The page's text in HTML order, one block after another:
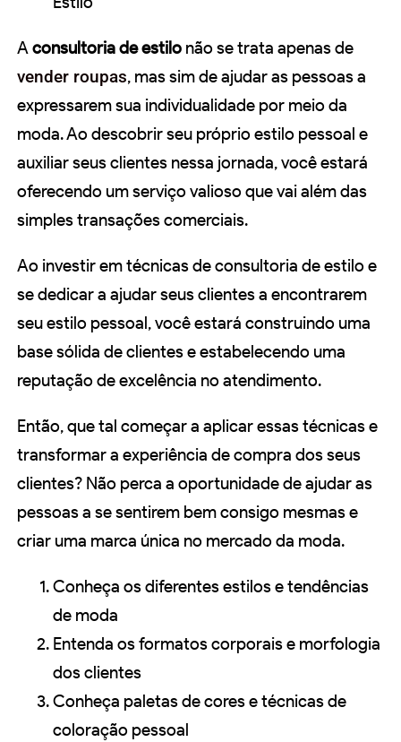
Aconsultoria de estilo não se trata apenas de
vender roupas, mas sim de ajudar as pessoas a
expressarem sua individualidade por meio da
moda. Ao descobrir seu próprio estilo pessoal e
auxiliar seus clientes nessa jornada, você estará
oferecendo um serviço valioso que vai além das
simples transações comerciais.
Ao investir em técnicas de consultoria de estilo e
se dedicar a ajudar seus clientes a encontrarem
seu estilo pessoal, você estará construindo uma
base sólida de clientes e estabelecendo uma
reputação de excelência no atendimento.
Então, que tal começar a aplicar essas técnicas e
transformar a experiência de compra dos seus
clientes? Não perca a oportunidade de ajudar as
pessoas a se sentirem bem consigo mesmas e
criar uma marca única no mercado da moda.
Conheça os diferentes estilos e tendências
de moda
Entenda os formatos corporais e morfologia
dos clientes
Conheça paletas de cores e técnicas de
coloração pessoal